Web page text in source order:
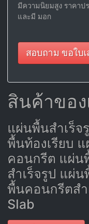
มีความนิยมสูง ราคาป
และมี มอก
สอบถาม ขอใบ
สินค้าของ
แผ่นพื้นสำเร็
พื้นท้องเรียบ
คอนกรีต แผ่น
สำเร็จรูป แผ่
พื้นคอนกรีตสำ
Slab